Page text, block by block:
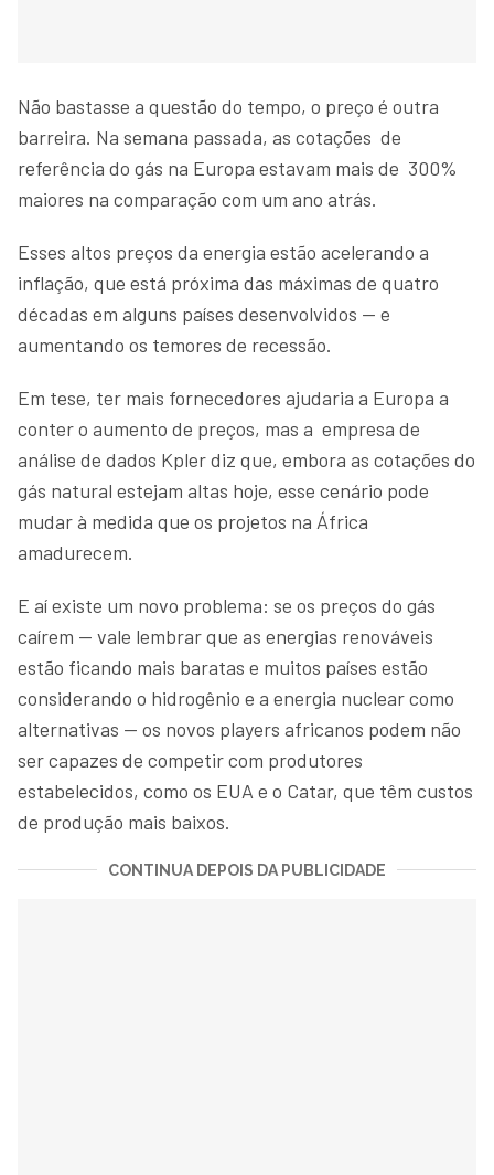
Não bastasse a questão do tempo, o preço é outra
barreira. Na semana passada, as cotações de
referência do gás na Europa estavam mais de 300%
maiores na comparação com um ano atrás.
Esses altos preços da energia estão acelerando a
inflação, que está próxima das máximas de quatro
décadas em alguns países desenvolvidos — e
aumentando os temores de recessão.
Em tese, ter mais fornecedores ajudaria a Europa a
conter o aumento de preços, mas a empresa de
análise de dados Kpler diz que, embora as cotações do
gás natural estejam altas hoje, esse cenário pode
mudar à medida que os projetos na África
amadurecem.
E aí existe um novo problema: se os preços do gás
caírem — vale lembrar que as energias renováveis
estão ficando mais baratas e muitos países estão
considerando o hidrogênio e a energia nuclear como
alternativas — os novos players africanos podem não
ser capazes de competir com produtores
estabelecidos, como os EUA e o Catar, que têm custos
de produção mais baixos.
CONTINUA DEPOIS DA PUBLICIDADE